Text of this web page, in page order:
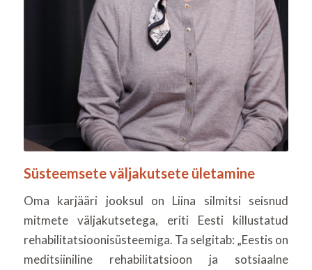
Süsteemsete väljakutsete ületamine
Oma karjääri jooksul on Liina silmitsi seisnud
mitmete väljakutsetega, eriti Eesti killustatud
rehabilitatsioonisüsteemiga. Ta selgitab: „Eestis on
meditsiiniline rehabilitatsioon ja sotsiaalne